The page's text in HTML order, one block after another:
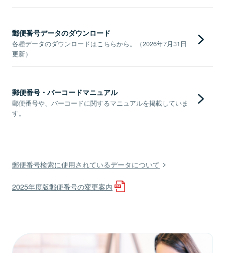
郵便番号データのダウンロード
各種データのダウンロードはこちらから。（2026年7月31日
更新）
郵便番号・バーコードマニュアル
郵便番号や、バーコードに関するマニュアルを掲載していま
す。
郵便番号検索に使用されているデータについて
2025年度版郵便番号の変更案内